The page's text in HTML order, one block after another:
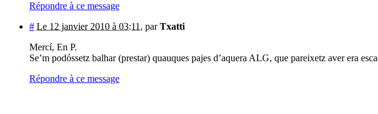
Répondre à ce message
# Le 12 janvier 2010 à 03:11 , parTxatti
Mercí, En P.
Se’m podóssetz balhar (prestar) quauques pajes d’aquera ALG, que pareixetz aver era
Répondre à ce message